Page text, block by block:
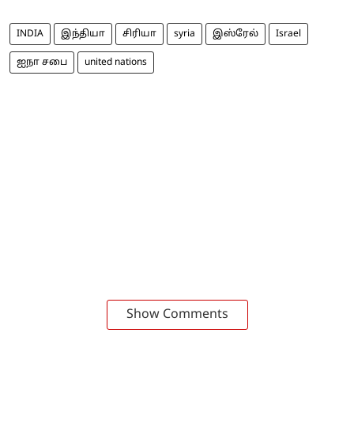
INDIA இந்தியா சிரியா syria இஸ்ரேல் Israel
ஐநா சபை united nations
Show Comments